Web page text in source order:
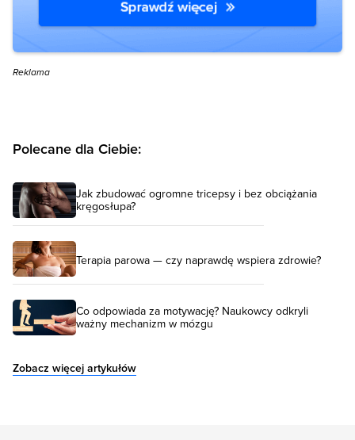
Reklama
Polecane dla Ciebie:
Jak zbudować ogromne tricepsy i bez obciążania
kręgosłupa?
Terapia parowa — czy naprawdę wspiera zdrowie?
Co odpowiada za motywację? Naukowcy odkryli
ważny mechanizm w mózgu
Zobacz więcej artykułów